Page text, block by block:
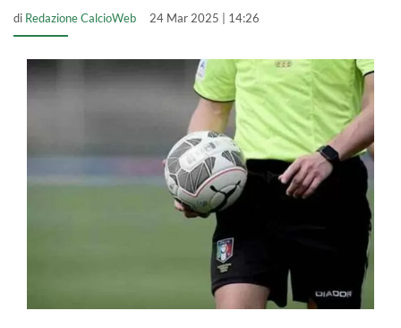
di Redazione CalcioWeb 24 Mar 2025 | 14:26